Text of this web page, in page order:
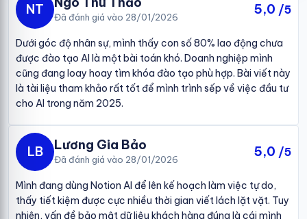
NT Đã đánh giá vào 28/01/2026 5,0 /5
Dưới góc độ nhân sự, mình thấy con số 80% lao động chưa
được đào tạo AI là một bài toán khó. Doanh nghiệp mình
cũng đang loay hoay tìm khóa đào tạo phù hợp. Bài viết này
là tài liệu tham khảo rất tốt để mình trình sếp về việc đầu tư
cho AI trong năm 2025.
LB Lương Gia Bảo
Đã đánh giá vào 28/01/2026 5,0 /5
Mình đang dùng Notion AI để lên kế hoạch làm việc tự do,
thấy tiết kiệm được cực nhiều thời gian viết lách lặt vặt. Tuy
nhiên, vấn đề bảo mật dữ liệu khách hàng đúng là cái mình